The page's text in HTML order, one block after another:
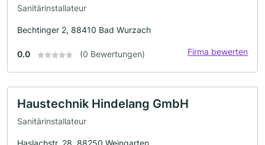
Sanitärinstallateur
Bechtinger 2, 88410 Bad Wurzach
0.0 (0 Bewertungen) Firma bewerten
Haustechnik Hindelang GmbH
Sanitärinstallateur
Haslachstr. 28, 88250 Weingarten